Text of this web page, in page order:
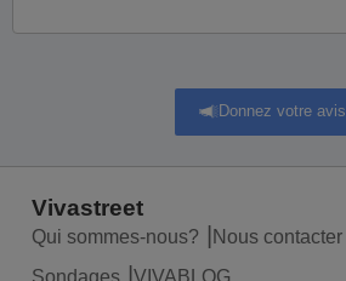
Donnez votre avis
Vivastreet
Qui sommes-nous? Nous contacter
Sondages
VIVABLOG